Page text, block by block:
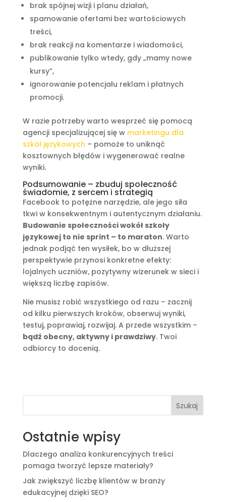
brak spójnej wizji i planu działań,
spamowanie ofertami bez wartościowych
treści,
brak reakcji na komentarze i wiadomości,
publikowanie tylko wtedy, gdy „mamy nowe
kursy”,
ignorowanie potencjału reklam i płatnych
promocji.
W razie potrzeby warto wesprzeć się pomocą
agencji specjalizującej się w marketingu dla
szkół językowych – pomoże to uniknąć
kosztownych błędów i wygenerować realne
wyniki.
Podsumowanie – zbuduj społeczność
świadomie, z sercem i strategią
Facebook to potężne narzędzie, ale jego siła
tkwi w konsekwentnym i autentycznym działaniu.
Budowanie społeczności wokół szkoły
językowej to nie sprint – to maraton. Warto
jednak podjąć ten wysiłek, bo w dłuższej
perspektywie przynosi konkretne efekty:
lojalnych uczniów, pozytywny wizerunek w sieci i
większą liczbę zapisów.
Nie musisz robić wszystkiego od razu – zacznij
od kilku pierwszych kroków, obserwuj wyniki,
testuj, poprawiaj, rozwijaj. A przede wszystkim –
bądź obecny, aktywny i prawdziwy. Twoi
odbiorcy to docenią.
Szukaj
Ostatnie wpisy
Dlaczego analiza konkurencyjnych treści
pomaga tworzyć lepsze materiały?
Jak zwiększyć liczbę klientów w branży
edukacyjnej dzięki SEO?